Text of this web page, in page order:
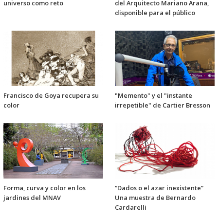
universo como reto
del Arquitecto Mariano Arana,
disponible para el público
Francisco de Goya recupera su
color
"Memento" y el "instante
irrepetible" de Cartier Bresson
Forma, curva y color en los
jardines del MNAV
“Dados o el azar inexistente”
Una muestra de Bernardo
Cardarelli